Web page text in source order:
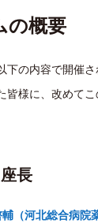
の概要
の内容で開催さ
皆様に、改めて
長
（河北総合病院